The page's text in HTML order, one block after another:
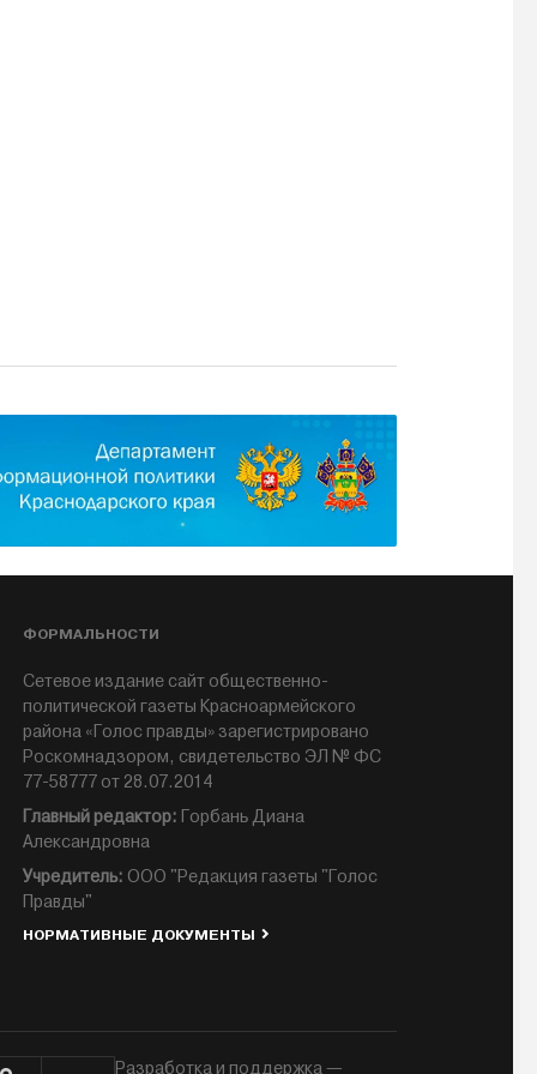
ФОРМАЛЬНОСТИ
Сетевое издание сайт общественно-
политической газеты Красноармейского
района «Голос правды» зарегистрировано
Роскомнадзором, свидетельство ЭЛ № ФС
77-58777 от 28.07.2014
Главный редактор: Горбань Диана
Александровна
Учредитель: ООО "Редакция газеты "Голос
Правды"
НОРМАТИВНЫЕ ДОКУМЕНТЫ
Разработка и поддержка —